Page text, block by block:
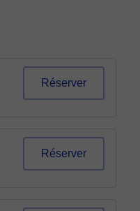
Réserver
Réserver